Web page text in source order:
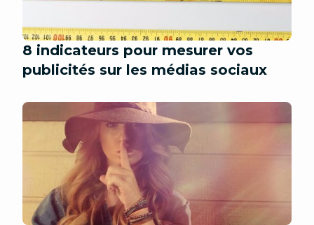
8 indicateurs pour mesurer vos
publicités sur les médias sociaux